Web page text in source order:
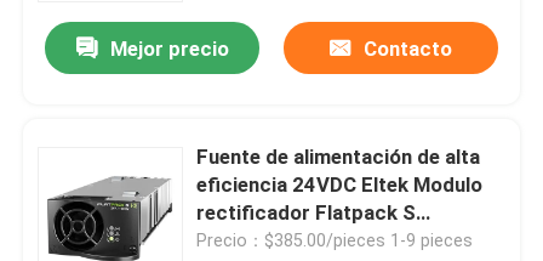
Mejor precio Contacto
Fuente de alimentación de alta
eficiencia 24VDC Eltek Modulo
rectificador Flatpack S
24v/1000w HE
Precio：$385.00/pieces 1-9 pieces